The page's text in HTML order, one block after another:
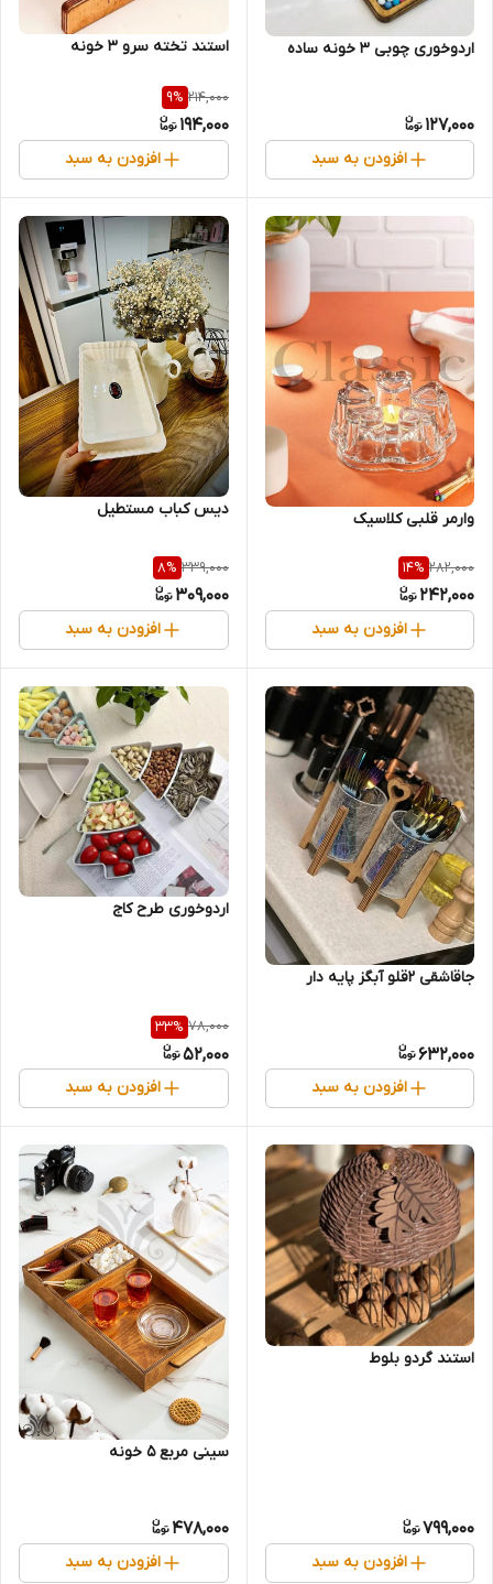
اردوخوری چوبی 3 خونه ساده
127,000
افزودن به سبد
استند تخته سرو 3 خونه
214,000
9%
194,000
افزودن به سبد
وارمر قلبی کلاسیک
282,000
14%
242,000
افزودن به سبد
دیس کباب مستطیل
339,000
8%
309,000
افزودن به سبد
جاقاشقی 2قلو آبگز پایه دار
632,000
افزودن به سبد
اردوخوری طرح کاج
78,000
33%
52,000
افزودن به سبد
استند گردو بلوط
799,000
افزودن به سبد
سینی مربع 5 خونه
478,000
افزودن به سبد